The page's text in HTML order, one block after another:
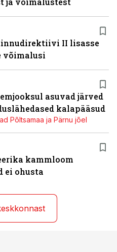
II lisasse
võimalusi
asuvad järved
kalapääsud
Põltsamaa ja Pärnu jõel
kammloom
ei ohusta